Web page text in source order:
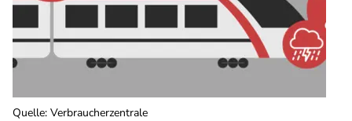
Quelle: Verbraucherzentrale